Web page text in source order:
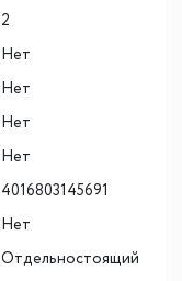
2
Нет
Нет
Нет
Нет
4016803145691
Нет
Отдельностоящий